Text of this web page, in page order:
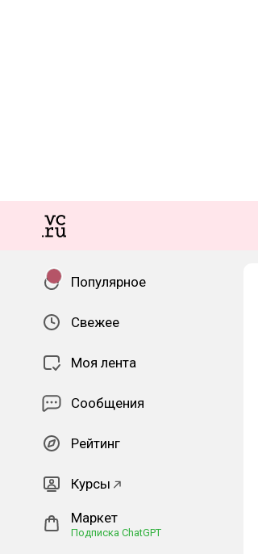
Популярное
Свежее
Моя лента
Сообщения
Рейтинг
Курсы
Маркет
Подписка ChatGPT